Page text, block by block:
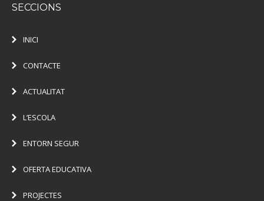
SECCIONS
INICI
CONTACTE
ACTUALITAT
L’ESCOLA
ENTORN SEGUR
OFERTA EDUCATIVA
PROJECTES